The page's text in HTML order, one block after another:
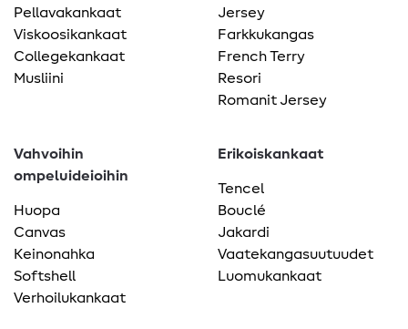
Pellavakankaat
Viskoosikankaat
Collegekankaat
Musliini
Jersey
Farkkukangas
French Terry
Resori
Romanit Jersey
Vahvoihin
ompeluideioihin
Huopa
Canvas
Keinonahka
Softshell
Verhoilukankaat
Erikoiskankaat
Tencel
Bouclé
Jakardi
Vaatekangasuutuudet
Luomukankaat